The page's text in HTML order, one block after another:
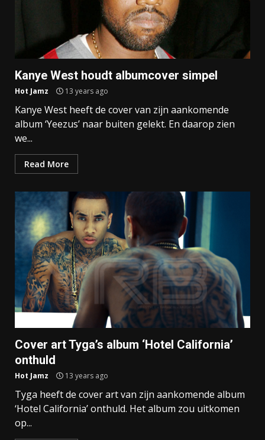
Kanye West houdt albumcover simpel
Hot Jamz 13 years ago
Kanye West heeft de cover van zijn aankomende
album ‘Yeezus’ naar buiten gelekt. En daarop zien
we...
Read More
Cover art Tyga’s album ‘Hotel California’
onthuld
Hot Jamz 13 years ago
Tyga heeft de cover art van zijn aankomende album
‘Hotel California’ onthuld. Het album zou uitkomen
op...